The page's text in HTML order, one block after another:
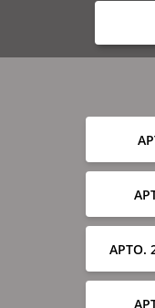
APTO.